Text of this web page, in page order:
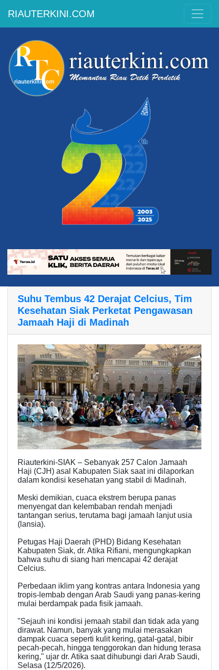
RIAUTERKINI.COM
Suhu Tembus 42 Derajat Celcius, Tim
Kesehatan Siak Perketat Pengawasan
Jamaah Haji di Madinah
Riauterkini-SIAK – Sebanyak 257 Calon Jamaah
Haji (CJH) asal Kabupaten Siak saat ini dilaporkan
dalam kondisi kesehatan yang stabil di Madinah.
Meski demikian, cuaca ekstrem berupa panas
menyengat dan kelembaban rendah menjadi
tantangan serius, terutama bagi jamaah lanjut usia
(lansia).
​Petugas Haji Daerah (PHD) Bidang Kesehatan
Kabupaten Siak, dr. Atika Rifiani, mengungkapkan
bahwa suhu di siang hari mencapai 42 derajat
Celcius.
Perbedaan iklim yang kontras antara Indonesia yang
tropis-lembab dengan Arab Saudi yang panas-kering
mulai berdampak pada fisik jamaah.
​"Sejauh ini kondisi jemaah stabil dan tidak ada yang
dirawat. Namun, banyak yang mulai merasakan
dampak cuaca seperti kulit kering, gatal-gatal, bibir
pecah-pecah, hingga tenggorokan dan hidung terasa
kering," ujar dr. Atika saat dihubungi dari Arab Saudi,
Selasa (12/5/2026).